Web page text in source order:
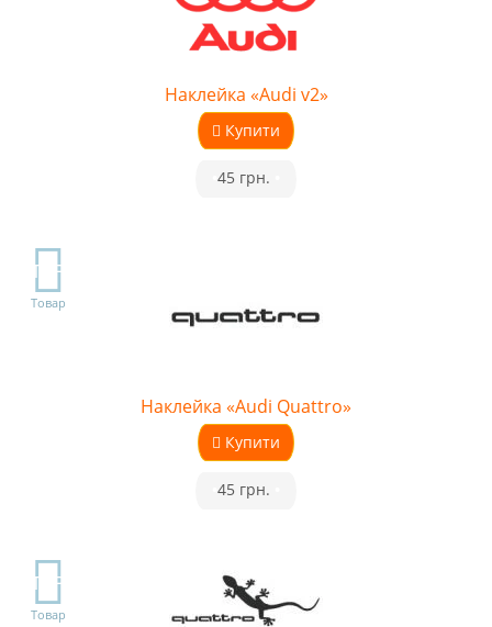
Наклейка «Audi v2»
Купити
45 грн.
TOP
Товар
Наклейка «Audi Quattro»
Купити
45 грн.
TOP
Товар